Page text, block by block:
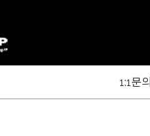
1:1문의